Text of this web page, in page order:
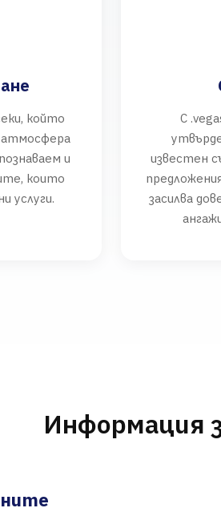
който
атмосфера
и
които
услуги.
С
известен
засилва
Информация